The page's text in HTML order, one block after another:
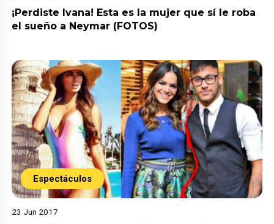
¡Perdiste Ivana! Esta es la mujer que sí le roba
el sueño a Neymar (FOTOS)
Espectáculos
23 Jun 2017